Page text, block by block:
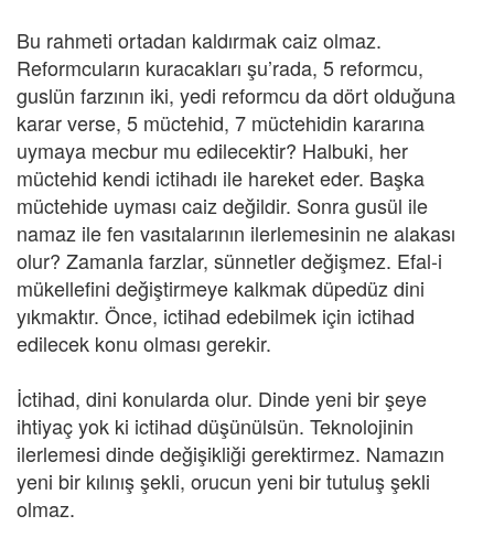
Bu rahmeti ortadan kaldırmak caiz olmaz.
Reformcuların kuracakları şu’rada, 5 reformcu,
guslün farzının iki, yedi reformcu da dört olduğuna
karar verse, 5 müctehid, 7 müctehidin kararına
uymaya mecbur mu edilecektir? Halbuki, her
müctehid kendi ictihadı ile hareket eder. Başka
müctehide uyması caiz değildir. Sonra gusül ile
namaz ile fen vasıtalarının ilerlemesinin ne alakası
olur? Zamanla farzlar, sünnetler değişmez. Efal-i
mükellefini değiştirmeye kalkmak düpedüz dini
yıkmaktır. Önce, ictihad edebilmek için ictihad
edilecek konu olması gerekir.
İctihad, dini konularda olur. Dinde yeni bir şeye
ihtiyaç yok ki ictihad düşünülsün. Teknolojinin
ilerlemesi dinde değişikliği gerektirmez. Namazın
yeni bir kılınış şekli, orucun yeni bir tutuluş şekli
olmaz.